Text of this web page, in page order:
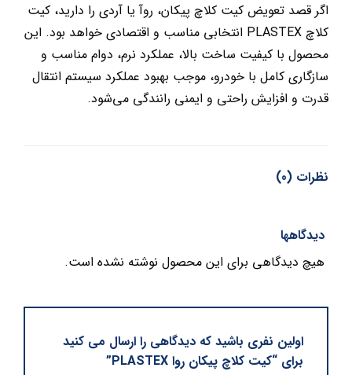
اگر قصد تعویض کیت کلاچ پیکان، روآ یا آردی را دارید، کیت
کلاچ PLASTEX انتخابی مناسب و اقتصادی خواهد بود. این
محصول با کیفیت ساخت بالا، عملکرد نرم، دوام مناسب و
سازگاری کامل با خودرو، موجب بهبود عملکرد سیستم انتقال
قدرت و افزایش راحتی و ایمنی رانندگی می‌شود.
نظرات (0)
دیدگاهها
هیچ دیدگاهی برای این محصول نوشته نشده است.
اولین نفری باشید که دیدگاهی را ارسال می کنید
برای “کیت کلاچ پیکان روا PLASTEX”